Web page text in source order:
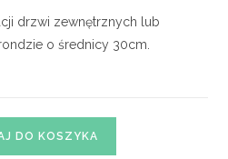
drzwi zewnętrznych lub
o średnicy 30cm.
DO KOSZYKA